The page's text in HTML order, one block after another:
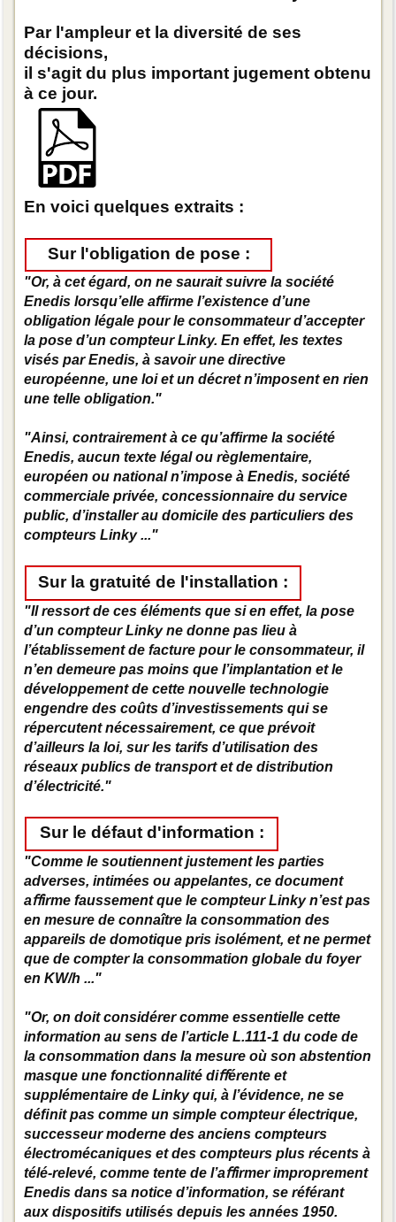
Par l'ampleur et la diversité de ses
décisions,
il s'agit du plus important jugement obtenu
à ce jour.
En voici quelques extraits :
Sur l'obligation de pose :
"Or, à cet égard, on ne saurait suivre la société
Enedis lorsqu’elle affirme l’existence d’une
obligation légale pour le consommateur d’accepter
la pose d’un compteur Linky. En effet, les textes
visés par Enedis, à savoir une directive
européenne, une loi et un décret n’imposent en rien
une telle obligation."
"Ainsi, contrairement à ce qu’affirme la société
Enedis, aucun texte légal ou règlementaire,
européen ou national n’impose à Enedis, société
commerciale privée, concessionnaire du service
public, d’installer au domicile des particuliers des
compteurs Linky ..."
Sur la gratuité de l'installation :
"Il ressort de ces éléments que si en effet, la pose
d’un compteur Linky ne donne pas lieu à
l’établissement de facture pour le consommateur, il
n’en demeure pas moins que l’implantation et le
développement de cette nouvelle technologie
engendre des coûts d’investissements qui se
répercutent nécessairement, ce que prévoit
d’ailleurs la loi, sur les tarifs d’utilisation des
réseaux publics de transport et de distribution
d’électricité."
Sur le défaut d'information :
"Comme le soutiennent justement les parties
adverses, intimées ou appelantes, ce document
aﬀirme faussement que le compteur Linky n’est pas
en mesure de connaître la consommation des
appareils de domotique pris isolément, et ne permet
que de compter la consommation globale du foyer
en KW/h ..."
"Or, on doit considérer comme essentielle cette
information au sens de l’article L.111-1 du code de
la consommation dans la mesure où son abstention
masque une fonctionnalité diﬀérente et
supplémentaire de Linky qui, à l’évidence, ne se
déﬁnit pas comme un simple compteur électrique,
successeur moderne des anciens compteurs
électromécaniques et des compteurs plus récents à
télé-relevé, comme tente de l’aﬀirmer improprement
Enedis dans sa notice d’information, se référant
aux dispositifs utilisés depuis les années 1950.